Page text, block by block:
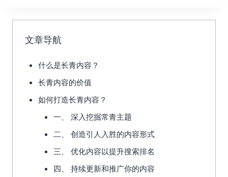
文章导航
什么是长青内容？
长青内容的价值
如何打造长青内容？
一、 深入挖掘常青主题
二、 创造引人入胜的内容形式
三、 优化内容以提升搜索排名
四、 持续更新和推广你的内容